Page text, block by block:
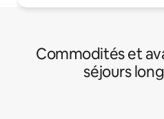
Commodités et
séjours